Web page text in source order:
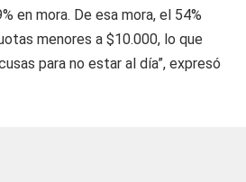
en mora. De esa mora, el 54%
menores a $10.000, lo que
para no estar al día”, expresó